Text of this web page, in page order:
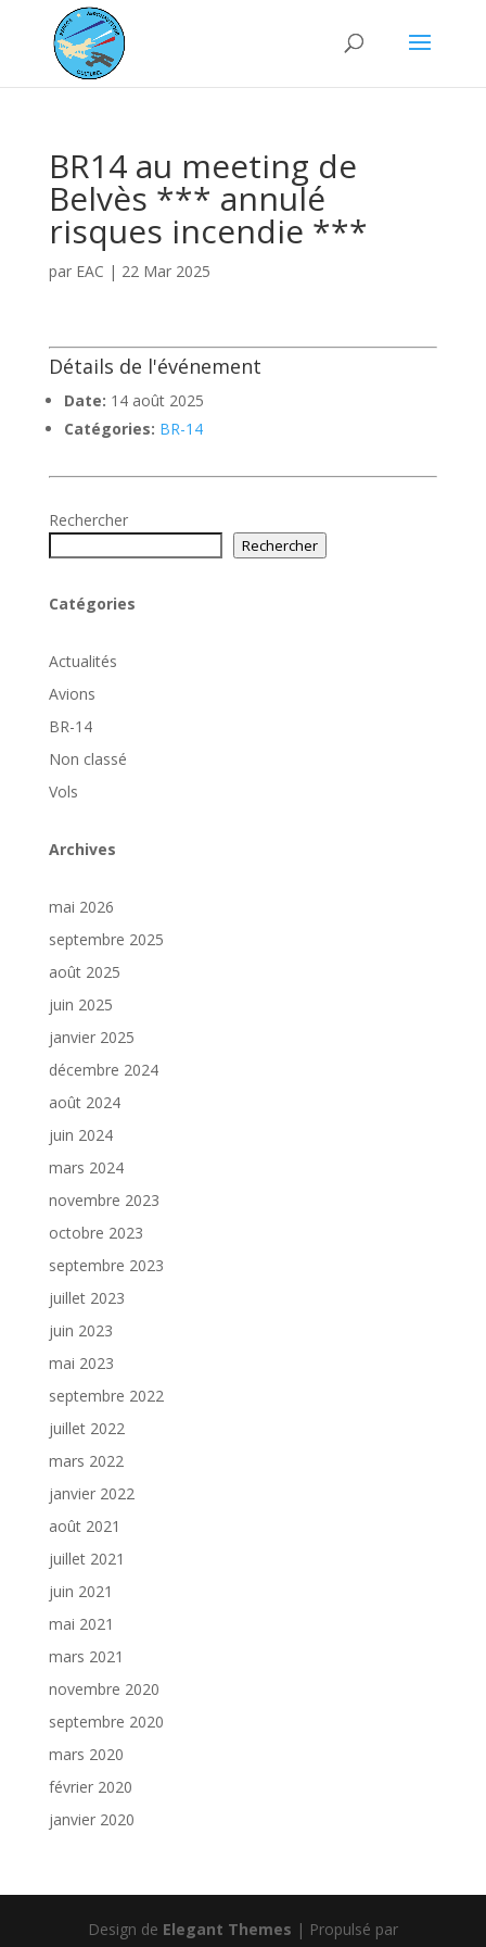
BR14 au meeting de
Belvès *** annulé
risques incendie ***
par EAC | 22 Mar 2025
Détails de l'événement
Date: 14 août 2025
Catégories: BR-14
Rechercher
Rechercher
Catégories
Actualités
Avions
BR-14
Non classé
Vols
Archives
mai 2026
septembre 2025
août 2025
juin 2025
janvier 2025
décembre 2024
août 2024
juin 2024
mars 2024
novembre 2023
octobre 2023
septembre 2023
juillet 2023
juin 2023
mai 2023
septembre 2022
juillet 2022
mars 2022
janvier 2022
août 2021
juillet 2021
juin 2021
mai 2021
mars 2021
novembre 2020
septembre 2020
mars 2020
février 2020
janvier 2020
Design de Elegant Themes | Propulsé par